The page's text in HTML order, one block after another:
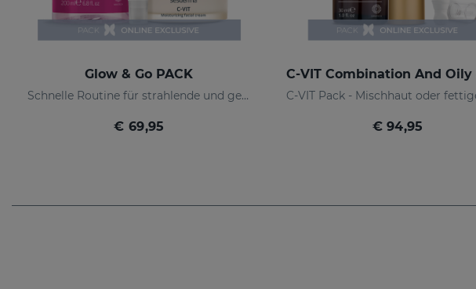
Glow & Go PACK
Schnelle Routine für strahlende und geschützte Haut
€ 69,95 € 94,95